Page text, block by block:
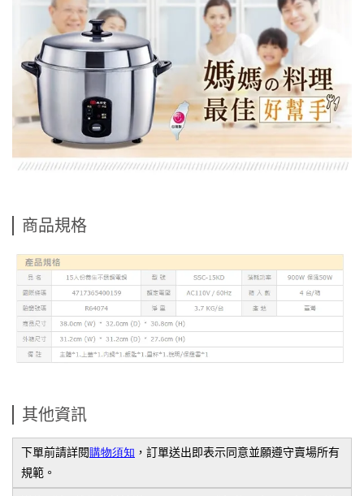
商品規格
其他資訊
下單前請詳閱購物須知 ，訂單送出即表示同意並願遵守賣場所有
規範。